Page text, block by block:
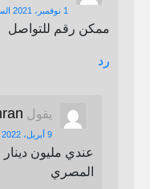
1 نوفمبر، 2021 الساعة 12:28 م
ممكن رقم للتواصل
رد
يقول
9 أبريل، 2022 الساعة 9:48 ص
عندي مليون
المصري